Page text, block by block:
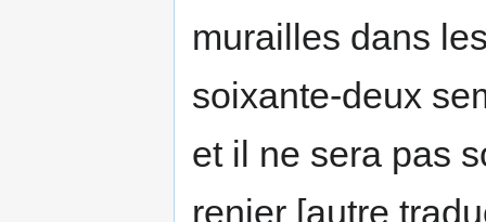
murailles dans
soixante-deux
et il ne sera pas
renier [autre